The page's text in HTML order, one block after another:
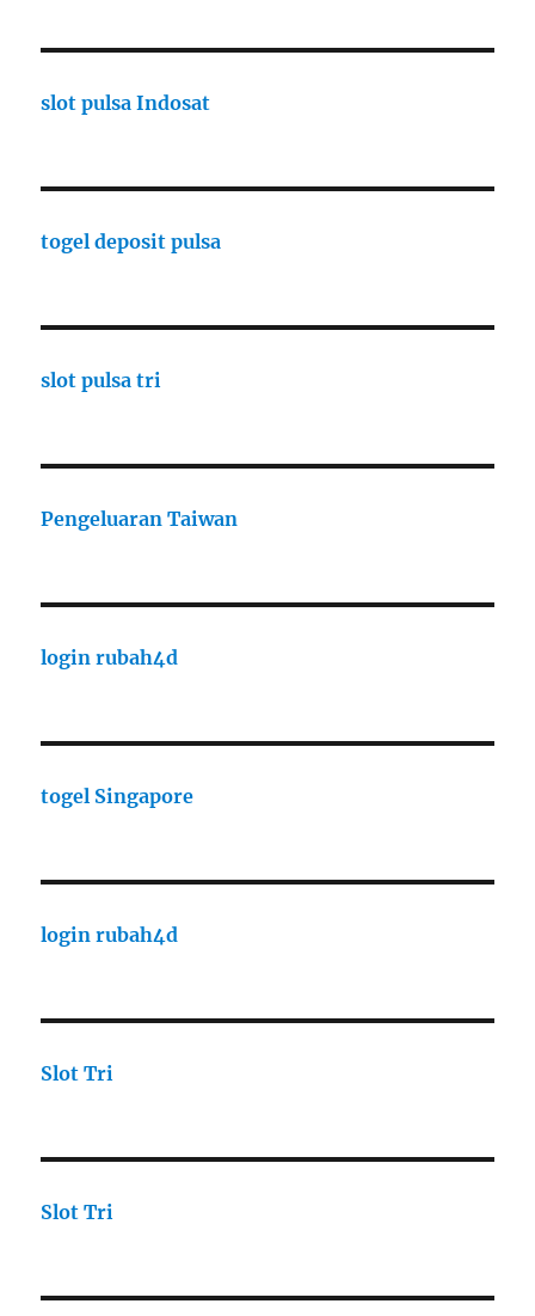
slot pulsa Indosat
togel deposit pulsa
slot pulsa tri
Pengeluaran Taiwan
login rubah4d
togel Singapore
login rubah4d
Slot Tri
Slot Tri